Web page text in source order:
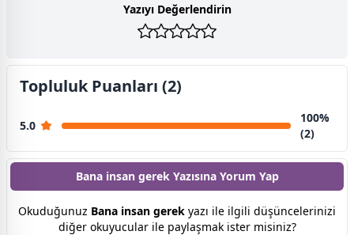
Yazıyı Değerlendirin
Topluluk Puanları (2)
5.0
100%
(2)
Bana insan gerek Yazısına Yorum Yap
Okuduğunuz Bana insan gerek yazı ile ilgili düşüncelerinizi
diğer okuyucular ile paylaşmak ister misiniz?